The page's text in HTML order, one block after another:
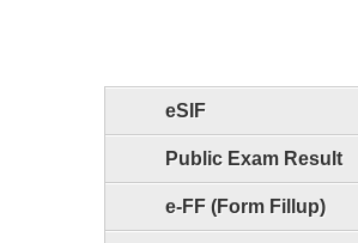
eSIF
Public Exam Result
e-FF (Form Fillup)